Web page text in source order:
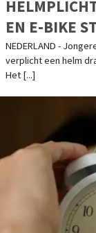
EN E-BIKE
NEDERLAND -
verplicht een helm
Het [...]